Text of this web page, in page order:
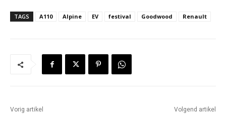
TAGS A110 Alpine EV festival Goodwood Renault
Vorig artikel Volgend artikel